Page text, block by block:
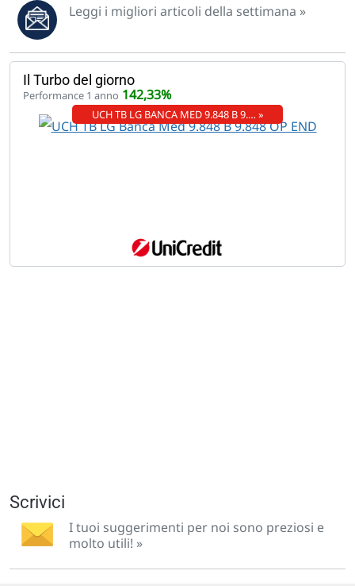
Leggi i migliori articoli della settimana »
Il Turbo del giorno
Performance 1 anno 142,33%
UCH TB LG BANCA MED 9.848 B 9.… »
Scrivici
I tuoi suggerimenti per noi sono preziosi e
molto utili! »